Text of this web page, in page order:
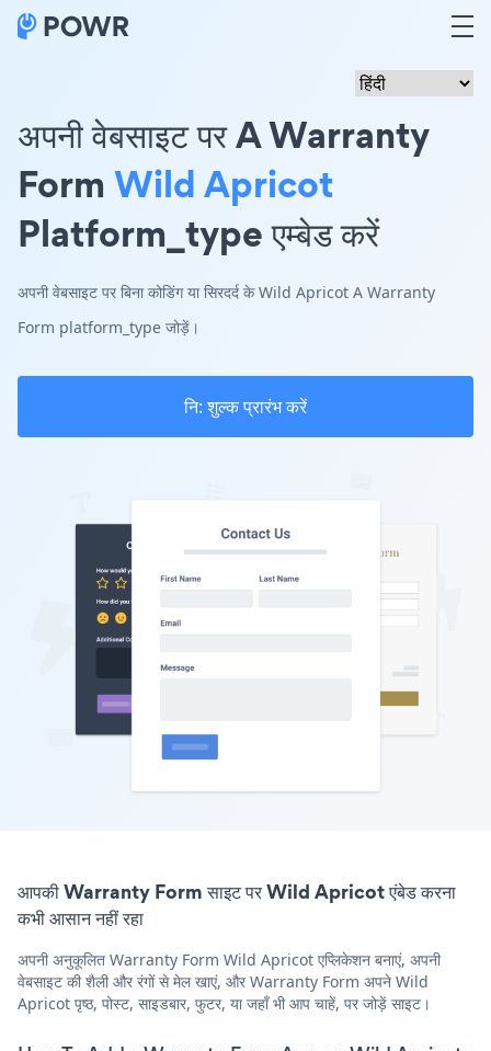
अपनी वेबसाइट पर A Warranty
Form Wild Apricot
Platform_type एम्बेड करें
अपनी वेबसाइट पर बिना कोडिंग या सिरदर्द के Wild Apricot A Warranty
Form platform_type जोड़ें।
नि: शुल्क प्रारंभ करें
आपकी Warranty Form साइट पर Wild Apricot एंबेड करना
कभी आसान नहीं रहा
अपनी अनुकूलित Warranty Form Wild Apricot एप्लिकेशन बनाएं, अपनी
वेबसाइट की शैली और रंगों से मेल खाएं, और Warranty Form अपने Wild
Apricot पृष्ठ, पोस्ट, साइडबार, फुटर, या जहाँ भी आप चाहें, पर जोड़ें साइट।